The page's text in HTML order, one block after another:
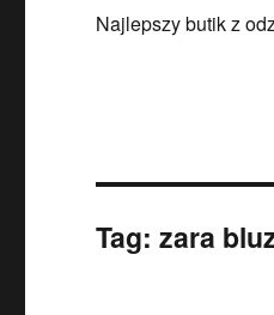
Najlepszy butik z
Tag:zara